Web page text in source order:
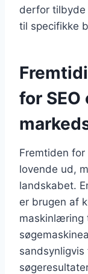
derfor tilbyde
til specifikke
for
Fremtiden for
lovende ud,
landskabet.
er brugen af
maskinlæring